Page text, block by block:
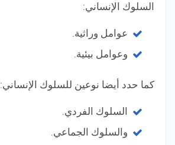
السلوك الإنساني:
عوامل وراثية.
وعوامل بيئية.
كما حدد أيضا نوعين للسلوك الإنساني:
السلوك الفردي.
والسلوك الجماعي.